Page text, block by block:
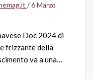
/6 Marzo
Doc 2024 di
frizzante della
va a una…